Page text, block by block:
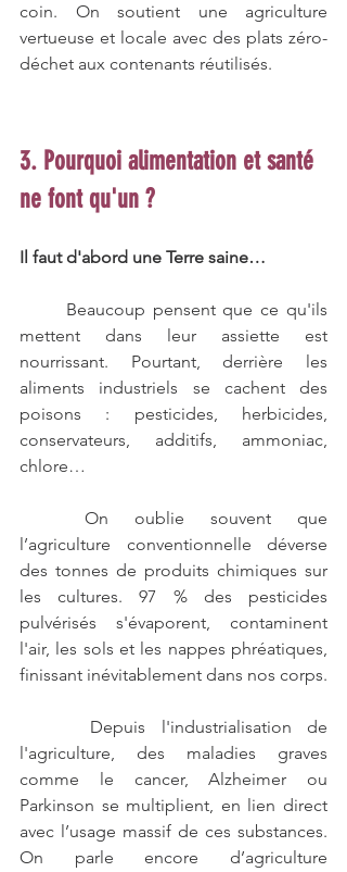
coin. On soutient une agriculture
vertueuse et locale avec des plats zéro-
déchet aux contenants réutilisés.
3. Pourquoi alimentation et santé
ne font qu'un ?
Il faut d'abord une Terre saine…
mettent dans leur assiette est
nourrissant. Pourtant, derrière les
aliments industriels se cachent des
poisons : pesticides, herbicides,
conservateurs, additifs, ammoniac,
chlore…
l’agriculture conventionnelle déverse
des tonnes de produits chimiques sur
les cultures. 97 % des pesticides
pulvérisés s'évaporent, contaminent
l'air, les sols et les nappes phréatiques,
finissant inévitablement dans nos corps.
l'agriculture, des maladies graves
comme le cancer, Alzheimer ou
Parkinson se multiplient, en lien direct
avec l’usage massif de ces substances.
On parle encore d’agriculture